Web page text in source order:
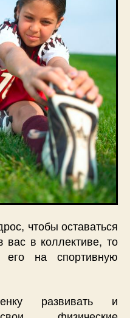
чтобы оставаться
вас в коллективе, то
его на спортивную
развивать и